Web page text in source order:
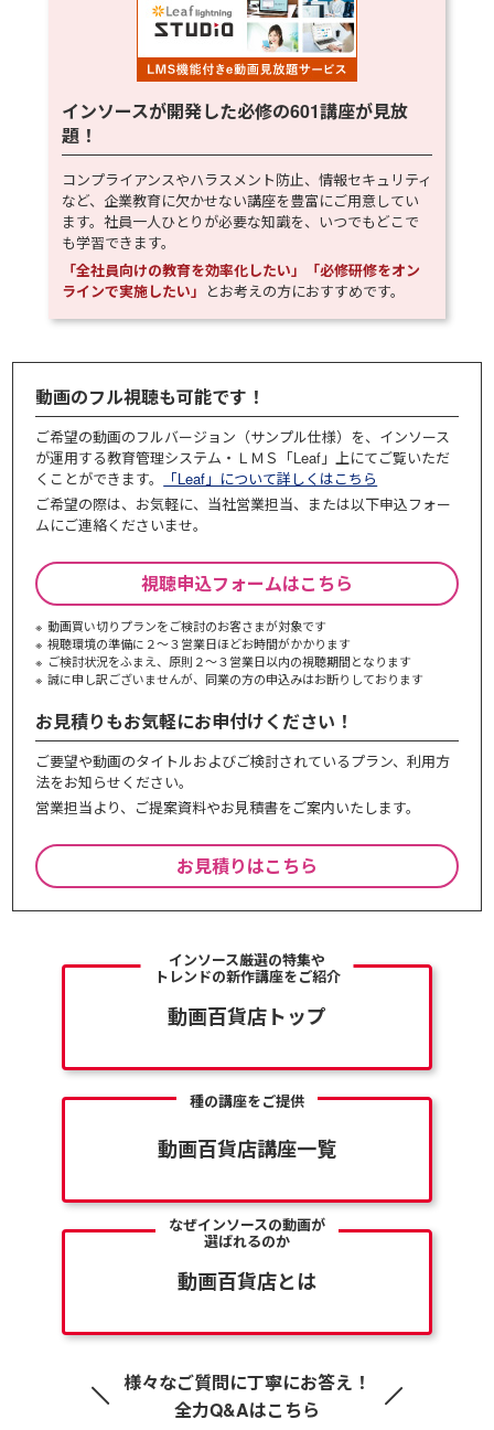
インソースが開発した必修の601講座が見放
題！
コンプライアンスやハラスメント防止、情報セキュリティ
など、企業教育に欠かせない講座を豊富にご用意してい
ます。社員一人ひとりが必要な知識を、いつでもどこで
も学習できます。
「全社員向けの教育を効率化したい」「必修研修をオン
ラインで実施したい」 とお考えの方におすすめです。
動画のフル視聴も可能です！
ご希望の動画のフルバージョン（サンプル仕様）を、インソース
が運用する教育管理システム・ＬＭＳ「Leaf」上にてご覧いただ
くことができます。
「Leaf」について詳しくはこちら
ご希望の際は、お気軽に、当社営業担当、または以下申込フォー
ムにご連絡くださいませ。
視聴申込フォームはこちら
動画買い切りプランをご検討のお客さまが対象です
視聴環境の準備に２～３営業日ほどお時間がかかります
ご検討状況をふまえ、原則２～３営業⽇以内の視聴期間となります
誠に申し訳ございませんが、同業の⽅の申込みはお断りしております
お見積りもお気軽にお申付けください！
ご要望や動画のタイトルおよびご検討されているプラン、利⽤⽅
法をお知らせください。
営業担当より、ご提案資料やお⾒積書をご案内いたします。
お見積りはこちら
インソース厳選の特集や
トレンドの新作講座をご紹介
動画百貨店トップ
種の講座をご提供
動画百貨店講座一覧
なぜインソースの動画が
選ばれるのか
動画百貨店とは
様々なご質問に丁寧にお答え！
全力Q&Aはこちら